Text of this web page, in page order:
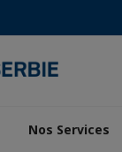
Nos Services